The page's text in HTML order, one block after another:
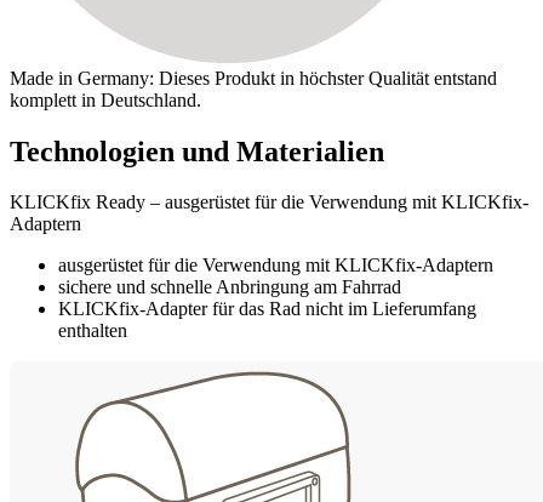
Made in Germany: Dieses Produkt in höchster Qualität entstand
komplett in Deutschland.
Technologien und Materialien
KLICKfix Ready – ausgerüstet für die Verwendung mit KLICKfix-
Adaptern
ausgerüstet für die Verwendung mit KLICKfix-Adaptern
sichere und schnelle Anbringung am Fahrrad
KLICKfix-Adapter für das Rad nicht im Lieferumfang
enthalten